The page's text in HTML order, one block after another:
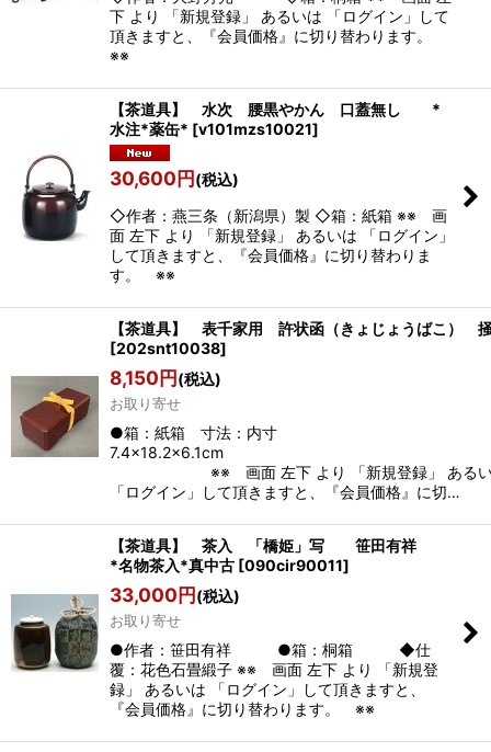
下 より 「新規登録」 あるいは 「ログイン」して
頂きますと、『会員価格』に切り替わります。
※※
【茶道具】 水次 腰黒やかん 口蓋無し *
水注*薬缶* [v101mzs10021]
30,600円(税込)
◇作者：燕三条（新潟県）製 ◇箱：紙箱 ※※ 画
面 左下 より 「新規登録」 あるいは 「ログイン」
して頂きますと、『会員価格』に切り替わりま
す。 ※※
【茶道具】 表千家用 許状函（きょじょうばこ）
[202snt10038]
8,150円(税込)
お取り寄せ
●箱：紙箱 寸法：内寸
※※ 画面 左下 より 「新規登録」 あるい
「ログイン」して頂きますと、『会員価格』に切…
【茶道具】 茶入 「橋姫」写 笹田有祥
*名物茶入*真中古 [090cir90011]
33,000円(税込)
お取り寄せ
●作者：笹田有祥 ●箱：桐箱 ◆仕
覆：花色石畳緞子 ※※ 画面 左下 より 「新規登
録」 あるいは 「ログイン」して頂きますと、
『会員価格』に切り替わります。 ※※